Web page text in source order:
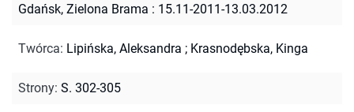
Gdańsk, Zielona Brama : 15.11-2011-13.03.2012
Twórca: Lipińska, Aleksandra ; Krasnodębska, Kinga
Strony: S. 302-305